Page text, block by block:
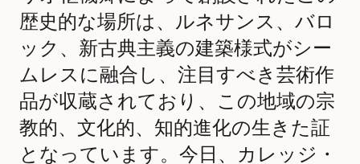
歴史的な場所は、ルネサンス、バロ
ック、新古典主義の建築様式がシー
ムレスに融合し、注目すべき芸術作
品が収蔵されており、この地域の宗
教的、文化的、知的進化の生きた証
となっています。今日、カレッジ・